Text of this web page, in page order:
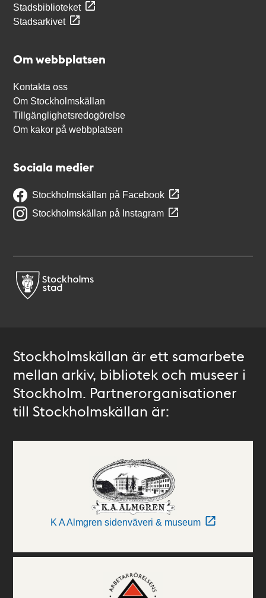
Stadsbiblioteket
Stadsarkivet
Om webbplatsen
Kontakta oss
Om Stockholmskällan
Tillgänglighetsredogörelse
Om kakor på webbplatsen
Sociala medier
Stockholmskällan på Facebook
Stockholmskällan på Instagram
Stockholmskällan är ett samarbete
mellan arkiv, bibliotek och museer i
Stockholm. Partnerorganisationer
till Stockholmskällan är:
K A Almgren sidenväveri & museum